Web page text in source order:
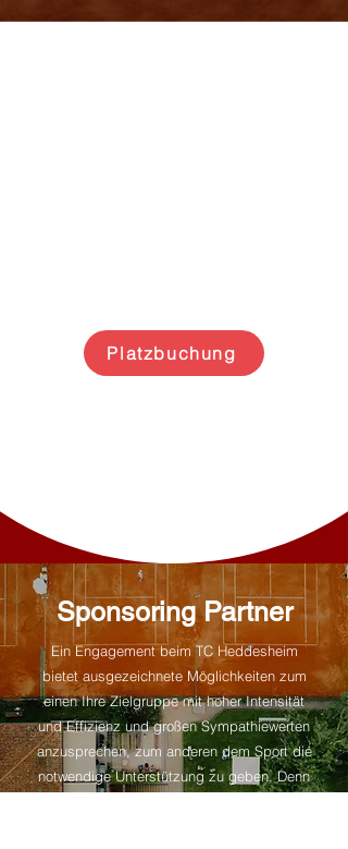
Platzbuchung
Sponsoring Partner
Ein Engagement beim TC Heddesheim
bietet ausgezeichnete Möglichkeiten zum
einen Ihre Zielgruppe mit hoher Intensität
und Effizienz und großen Sympathiewerten
anzusprechen, zum anderen dem Sport die
notwendige Unterstützung zu geben. Denn